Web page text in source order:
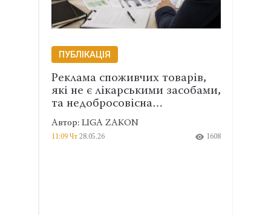
ПУБЛІКАЦІЯ
Реклама споживчих товарів,
які не є лікарськими засобами,
та недобросовісна…
Автор: LIGA ZAKON
11:09 Чт 28.05.26 1608